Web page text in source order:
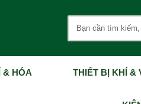
& HÓA THIẾT BỊ KHÍ &